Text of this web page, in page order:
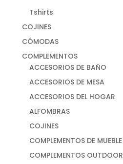
Tshirts
COJINES
CÓMODAS
COMPLEMENTOS
ACCESORIOS DE BAÑO
ACCESORIOS DE MESA
ACCESORIOS DEL HOGAR
ALFOMBRAS
COJINES
COMPLEMENTOS DE MUEBLE
COMPLEMENTOS OUTDOOR